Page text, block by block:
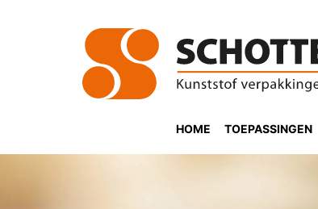
HOME TOEPASSINGEN